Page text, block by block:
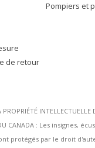
Pompiers et
de retour
INTELLECTUELLE
CANADA : Les insignes,
protégés par le droit